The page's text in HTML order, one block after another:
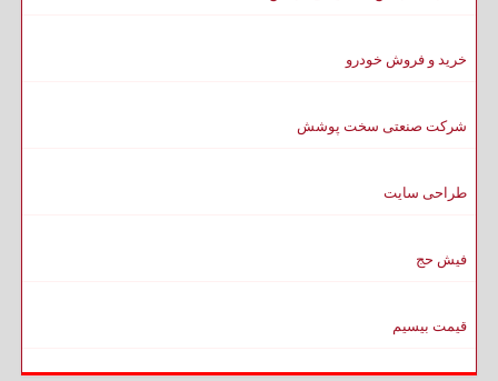
خرید و فروش خودرو
شرکت صنعتی سخت پوشش
طراحی سایت
فیش حج
قیمت بیسیم